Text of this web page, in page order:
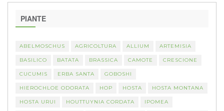
PIANTE
ABELMOSCHUS AGRICOLTURA ALLIUM ARTEMISIA
BASILICO BATATA BRASSICA CAMOTE CRESCIONE
CUCUMIS ERBA SANTA GOBOSHI
HIEROCHLOE ODORATA HOP HOSTA HOSTA MONTANA
HOSTA URUI HOUTTUYNIA CORDATA IPOMEA